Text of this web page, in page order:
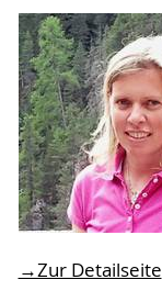
→Zur Detailseite